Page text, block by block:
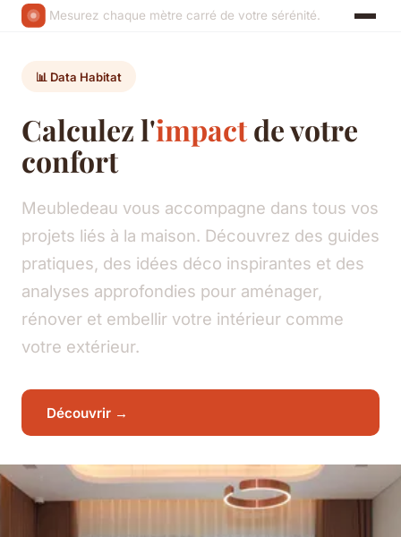
Mesurez chaque mètre carré de votre sérénité.
📊 Data Habitat
Calculez l'impactde votre
confort
Meubledeau vous accompagne dans tous vos
projets liés à la maison. Découvrez des guides
pratiques, des idées déco inspirantes et des
analyses approfondies pour aménager,
rénover et embellir votre intérieur comme
votre extérieur.
Découvrir →